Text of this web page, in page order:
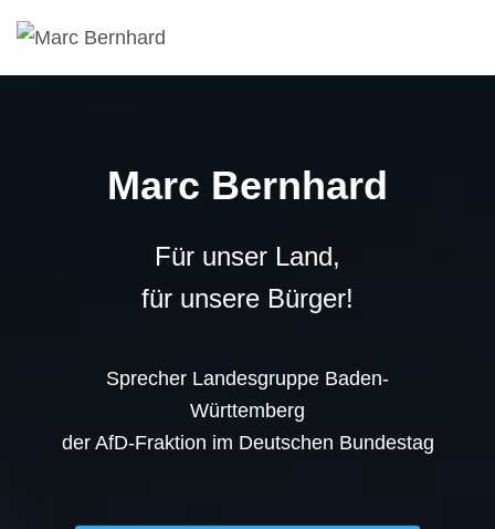
Marc Bernhard
Für unser Land,
für unsere Bürger!
Sprecher Landesgruppe Baden-
Württemberg
der AfD-Fraktion im Deutschen Bundestag